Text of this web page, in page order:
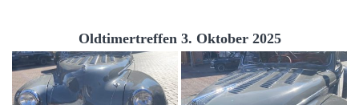
Oldtimertreffen 3. Oktober 2025